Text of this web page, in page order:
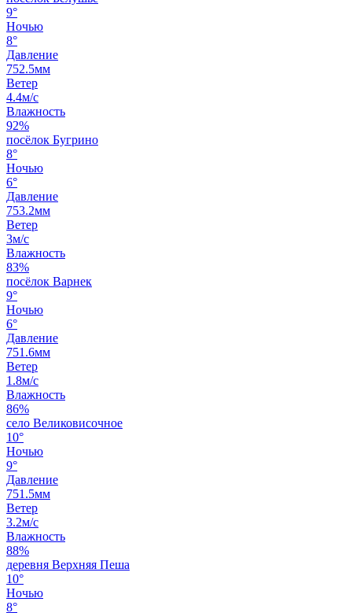
9°
Ночью
8°
Давление
752.5мм
Ветер
4.4м/с
Влажность
92%
посёлок Бугрино
8°
Ночью
6°
Давление
753.2мм
Ветер
3м/с
Влажность
83%
посёлок Варнек
9°
Ночью
6°
Давление
751.6мм
Ветер
1.8м/с
Влажность
86%
село Великовисочное
10°
Ночью
9°
Давление
751.5мм
Ветер
3.2м/с
Влажность
88%
деревня Верхняя Пеша
10°
Ночью
8°